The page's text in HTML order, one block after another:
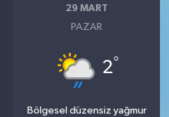
29 MART
PAZAR
2°
Bölgesel düzensiz yağmur